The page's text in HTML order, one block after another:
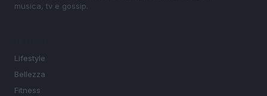
musica, tv e gossip.
Lifestyle
Bellezza
Fitness